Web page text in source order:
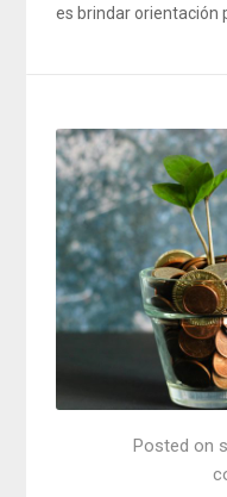
es brindar orientación
Posted on